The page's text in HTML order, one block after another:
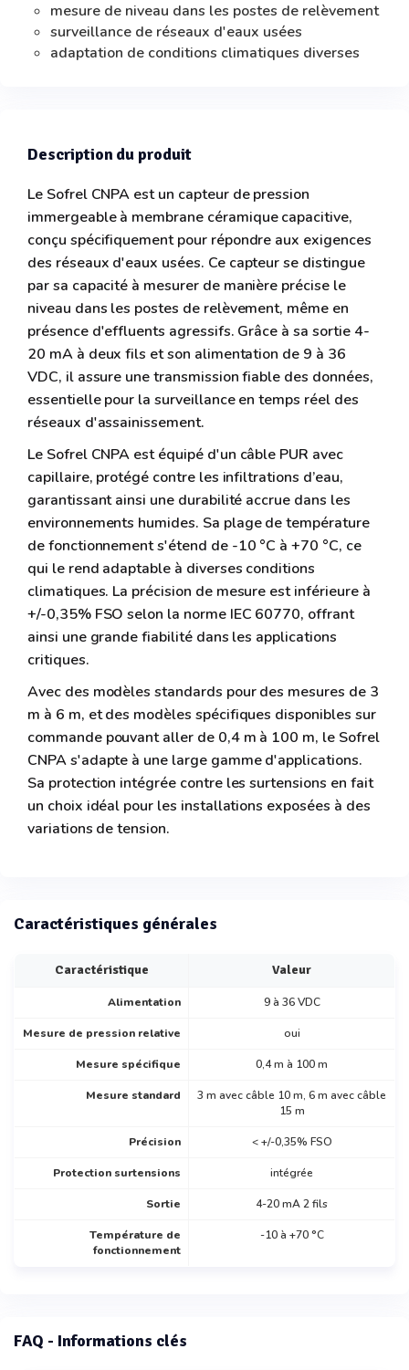
mesure de niveau dans les postes de relèvement
surveillance de réseaux d'eaux usées
adaptation de conditions climatiques diverses
Description du produit
Le Sofrel CNPA est un capteur de pression
immergeable à membrane céramique capacitive,
conçu spécifiquement pour répondre aux exigences
des réseaux d'eaux usées. Ce capteur se distingue
par sa capacité à mesurer de manière précise le
niveau dans les postes de relèvement, même en
présence d'effluents agressifs. Grâce à sa sortie 4-
20 mA à deux fils et son alimentation de 9 à 36
VDC, il assure une transmission fiable des données,
essentielle pour la surveillance en temps réel des
réseaux d'assainissement.
Le Sofrel CNPA est équipé d'un câble PUR avec
capillaire, protégé contre les infiltrations d’eau,
garantissant ainsi une durabilité accrue dans les
environnements humides. Sa plage de température
de fonctionnement s'étend de -10 °C à +70 °C, ce
qui le rend adaptable à diverses conditions
climatiques. La précision de mesure est inférieure à
+/-0,35% FSO selon la norme IEC 60770, offrant
ainsi une grande fiabilité dans les applications
critiques.
Avec des modèles standards pour des mesures de 3
m à 6 m, et des modèles spécifiques disponibles sur
commande pouvant aller de 0,4 m à 100 m, le Sofrel
CNPA s'adapte à une large gamme d'applications.
Sa protection intégrée contre les surtensions en fait
un choix idéal pour les installations exposées à des
variations de tension.
Caractéristiques générales
Caractéristique Valeur
Alimentation 9 à 36 VDC
Mesure de pression relative oui
Mesure spécifique 0,4 m à 100 m
Mesure standard
3 m avec câble 10 m, 6 m avec câble
15 m
Précision < +/-0,35% FSO
Protection surtensions intégrée
Sortie 4-20 mA 2 fils
Température de
fonctionnement
-10 à +70 °C
FAQ - Informations clés